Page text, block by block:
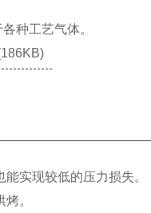
种工艺气体。
实现较低的压力损失。
。